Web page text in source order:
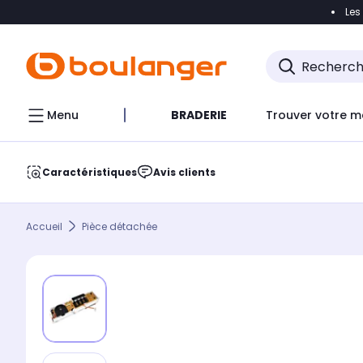
Accéder
Menu BRADERIE Trouver votre
Caractéristiques Avis clients
Accueil Pièce détachée